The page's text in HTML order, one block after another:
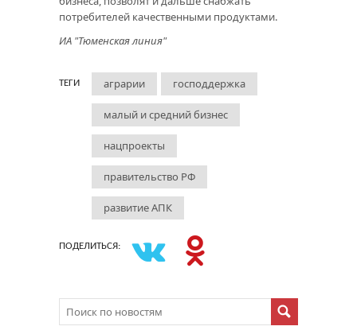
потребителей качественными продуктами.
ИА "Тюменская линия"
ТЕГИ аграрии господдержка
малый и средний бизнес
нацпроекты
правительство РФ
развитие АПК
ПОДЕЛИТЬСЯ: